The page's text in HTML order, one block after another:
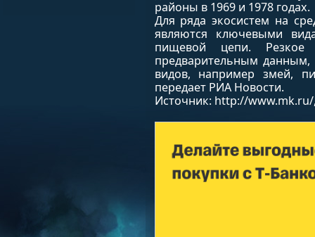
районы в 1969 и 1978 годах.
Для ряда экосистем на
являются ключевыми
пищевой цепи. Резкое
предварительным
видов, например змей,
передает РИА Новости.
Источник: http://www.mk.ru/